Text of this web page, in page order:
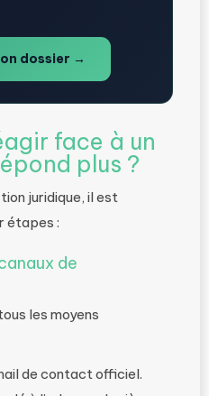
dossier →
face à un
plus ?
juridique, il est
étapes :
de
les moyens
de contact officiel.